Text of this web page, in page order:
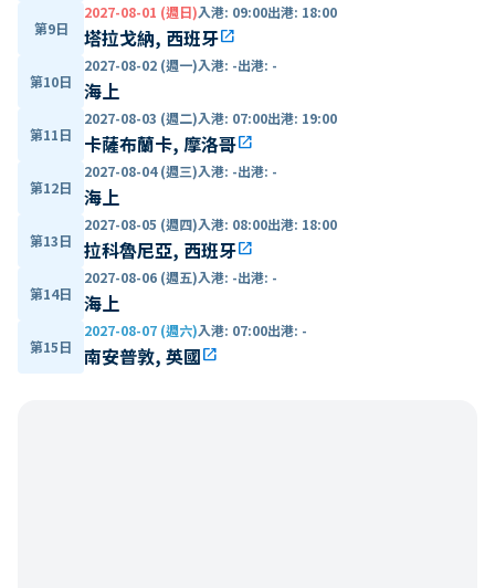
第9日
2027-08-01 (週日)入港: 09:00出港: 18:00
塔拉戈納, 西班牙open_in_new
第10日
2027-08-02 (週一)入港: -出港: -
海上
第11日
2027-08-03 (週二)入港: 07:00出港: 19:00
卡薩布蘭卡, 摩洛哥open_in_new
第12日
2027-08-04 (週三)入港: -出港: -
海上
第13日
2027-08-05 (週四)入港: 08:00出港: 18:00
拉科魯尼亞, 西班牙open_in_new
第14日
2027-08-06 (週五)入港: -出港: -
海上
第15日
2027-08-07 (週六)入港: 07:00出港: -
南安普敦, 英國open_in_new